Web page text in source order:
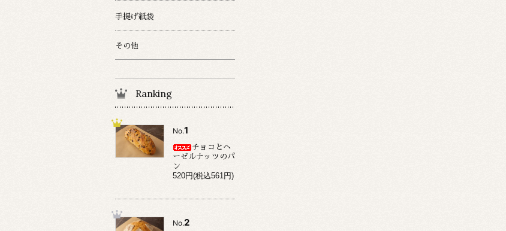
手提げ紙袋
その他
Ranking
No.1
チョコとヘ
ーゼルナッツのパ
ン
520円(税込561円)
No.2